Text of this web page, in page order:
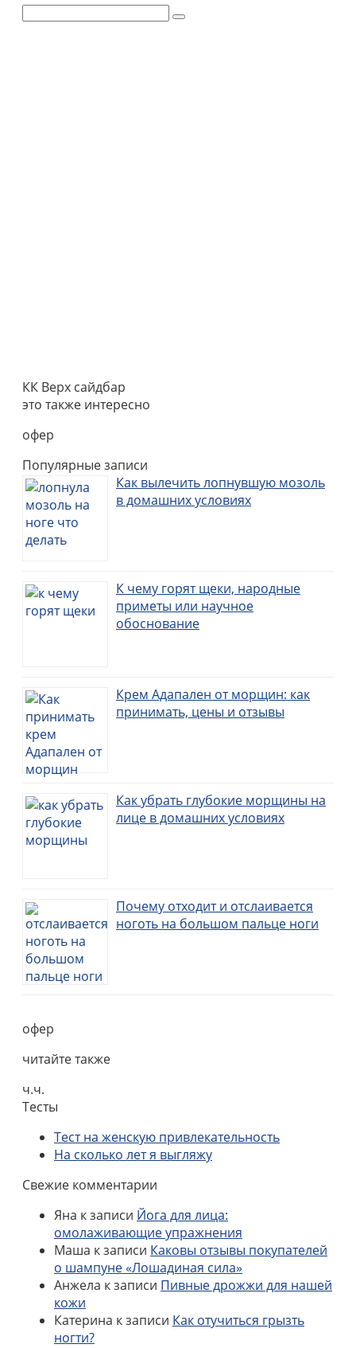
Поиск:
КК Верх сайдбар
это также интересно
офер
Популярные записи
Как вылечить лопнувшую мозоль
в домашних условиях
К чему горят щеки, народные
приметы или научное
обоснование
Крем Адапален от морщин: как
принимать, цены и отзывы
Как убрать глубокие морщины на
лице в домашних условиях
Почему отходит и отслаивается
ноготь на большом пальце ноги
офер
читайте также
ч.ч.
Тесты
Тест на женскую привлекательность
На сколько лет я выгляжу
Свежие комментарии
Яна к записи Йога для лица:
омолаживающие упражнения
Маша к записи Каковы отзывы покупателей
о шампуне «Лошадиная сила»
Анжела к записи Пивные дрожжи для нашей
кожи
Катерина к записи Как отучиться грызть
ногти?